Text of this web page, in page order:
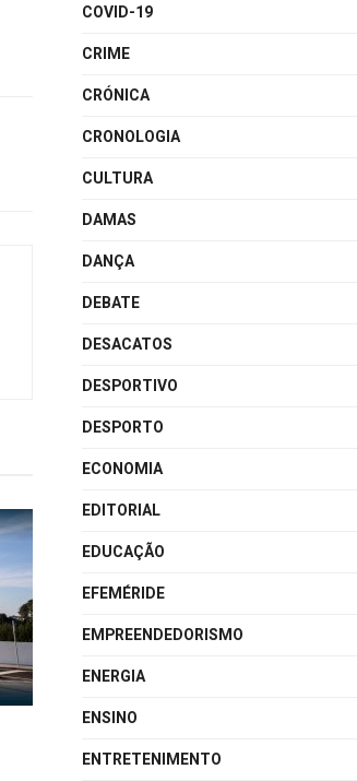
COVID-19
CRIME
CRÓNICA
CRONOLOGIA
CULTURA
DAMAS
DANÇA
DEBATE
DESACATOS
DESPORTIVO
DESPORTO
ECONOMIA
EDITORIAL
EDUCAÇÃO
EFEMÉRIDE
EMPREENDEDORISMO
ENERGIA
ENSINO
ENTRETENIMENTO